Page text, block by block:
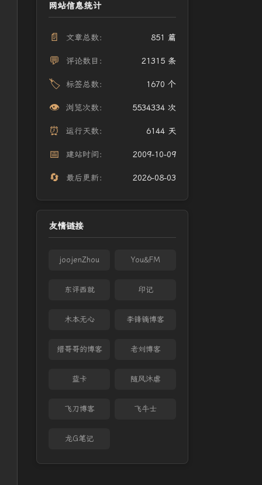
网站信息统计
📄 文章总数： 851 篇
💬 评论数目： 21315 条
🏷️ 标签总数： 1670 个
👁️ 浏览次数： 5534334 次
⏰ 运行天数： 6144 天
📅 建站时间： 2009-10-09
🔄 最后更新： 2026-08-03
友情链接
joojenZhou You&FM
东评西就 印记
木本无心 李锋镝博客
缙哥哥的博客 老刘博客
蓝卡 随风沐虐
飞刀博客 飞牛士
龙G笔记